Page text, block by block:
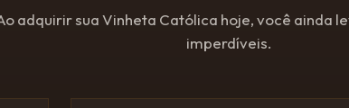
adquirir sua Vinheta Católica hoje, você ainda
imperdíveis.